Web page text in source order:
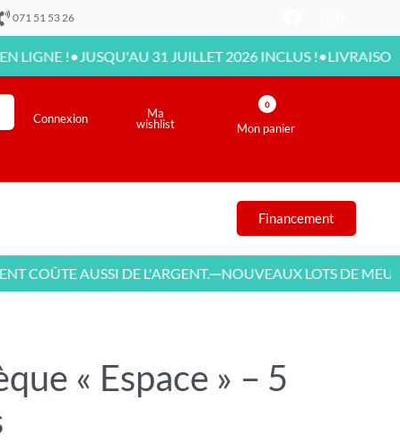
071 51 53 26
!•JUSQU'AU 31 JUILLET 2026 INCLUS !•LIVRAISON
Connexion Ma
wishlist Mon panier
0
Financement
AUSSI DE L'ARGENT.—NOUVEAUX LOTS DE MEUBLES
« Espace » – 5